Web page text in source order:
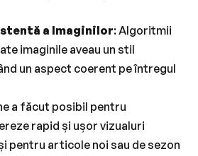
a Imaginilor: Algoritmii
imaginile aveau un stil
un aspect coerent pe întregul
a făcut posibil pentru
rapid și ușor vizualuri
pentru articole noi sau de sezon